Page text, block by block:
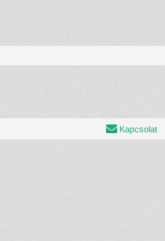
Kapcsolat